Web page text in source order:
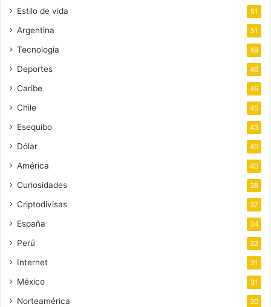
Estilo de vida 51
Argentina 51
Tecnologia 49
Deportes 46
Caribe 45
Chile 45
Esequibo 43
Dólar 40
América 40
Curiosidades 38
Criptodivisas 37
España 34
Perú 32
Internet 31
México 31
Norteamérica 30